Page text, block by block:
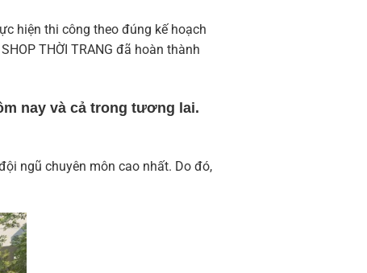
hiện thi công theo đúng kế hoạch
THỜI TRANG đã hoàn thành
nay và cả trong tương lai.
ngũ chuyên môn cao nhất. Do đó,